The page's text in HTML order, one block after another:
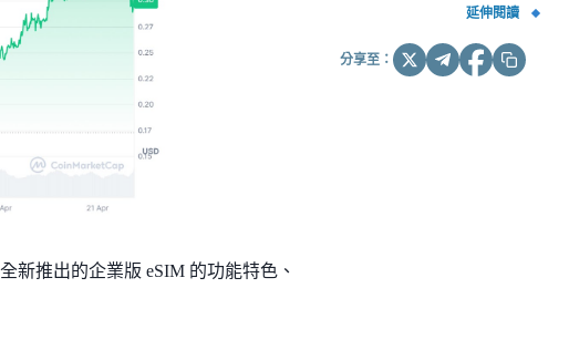
新推出的企業版 eSIM 的功能特色、
延伸閱讀
分享至：